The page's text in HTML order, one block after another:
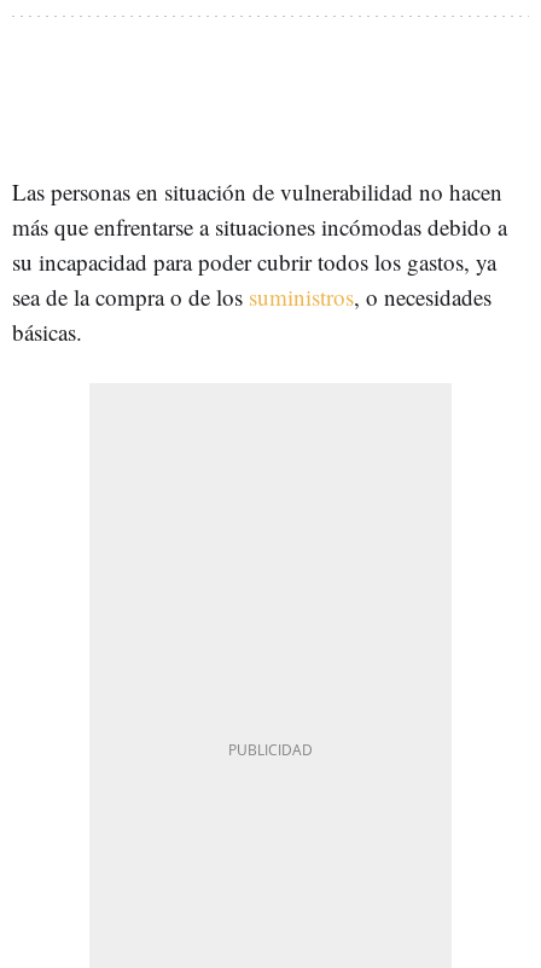
Las personas en situación de vulnerabilidad no hacen
más que enfrentarse a situaciones incómodas debido a
su incapacidad para poder cubrir todos los gastos, ya
sea de la compra o de los suministros, o necesidades
básicas.